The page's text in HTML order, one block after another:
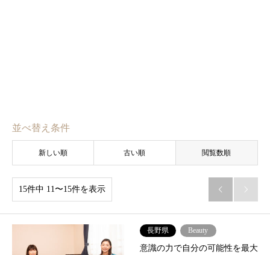
並べ替え条件
新しい順 古い順 閲覧数順
15件中 11〜15件を表示  
長野県 Beauty
意識の力で自分の可能性を最大